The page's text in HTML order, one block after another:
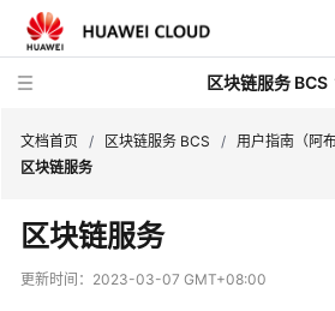
区块链服务 BCS
最
新
动
文档首页 / 区块链服务 BCS / 用户指南（阿
区块链服务
区块链服务
更新时间： 2023-03-07 GMT+08:00